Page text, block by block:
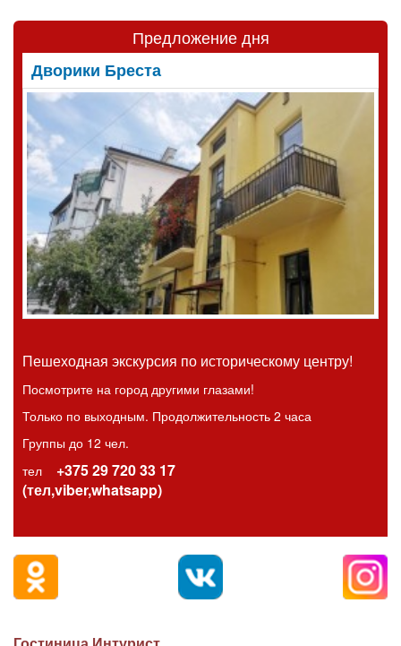
Предложение дня
Дворики Бреста
Пешеходная экскурсия по историческому центру!
Посмотрите на город другими глазами!
Только по выходным. Продолжительность 2 часа
Группы до 12 чел.
тел +375 29 720 33 17
(тел,viber,whatsapp)